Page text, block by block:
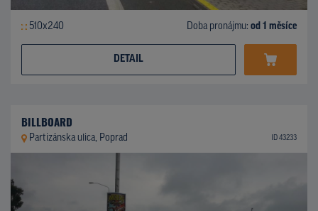
510x240 Doba pronájmu: od 1 měsíce
DETAIL
BILLBOARD
Partizánska ulica, Poprad ID 43233